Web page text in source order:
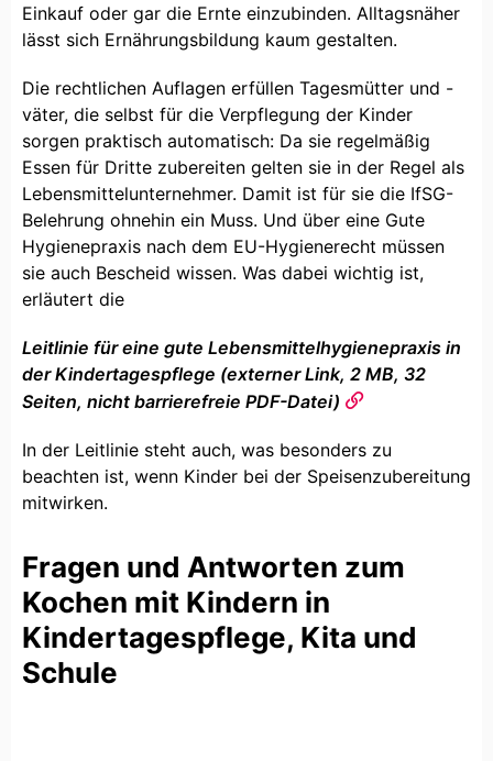
Einkauf oder gar die Ernte einzubinden. Alltagsnäher
lässt sich Ernährungsbildung kaum gestalten.
Die rechtlichen Auflagen erfüllen Tagesmütter und -
väter, die selbst für die Verpflegung der Kinder
sorgen praktisch automatisch: Da sie regelmäßig
Essen für Dritte zubereiten gelten sie in der Regel als
Lebensmittelunternehmer. Damit ist für sie die IfSG-
Belehrung ohnehin ein Muss. Und über eine Gute
Hygienepraxis nach dem EU-Hygienerecht müssen
sie auch Bescheid wissen. Was dabei wichtig ist,
erläutert die
Leitlinie für eine gute Lebensmittelhygienepraxis in
der Kindertagespflege (externer Link, 2 MB, 32
Seiten, nicht barrierefreie PDF-Datei)
In der Leitlinie steht auch, was besonders zu
beachten ist, wenn Kinder bei der Speisenzubereitung
mitwirken.
Fragen und Antworten zum
Kochen mit Kindern in
Kindertagespflege, Kita und
Schule